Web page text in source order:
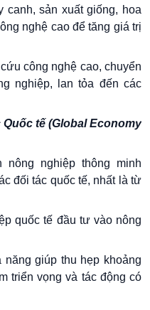
canh, sản xuất giống, hoa
nghệ cao để tăng giá trị
công nghệ cao, chuyển
nghiệp, lan tỏa đến các
tế (Global Economy
nghiệp thông minh
đối tác quốc tế, nhất là từ
quốc tế đầu tư vào nông
giúp thu hẹp khoảng
triển vọng và tác động có